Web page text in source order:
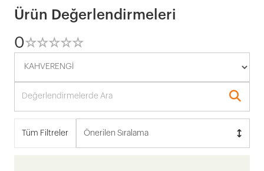
Ürün Değerlendirmeleri
0☆☆☆☆☆
★★★★★
Tüm Filtreler Önerilen Sıralama